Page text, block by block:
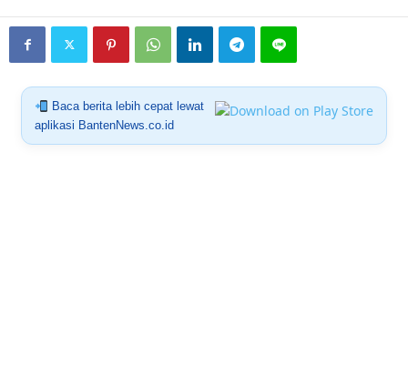
Baca berita lebih cepat lewat
aplikasi BantenNews.co.id